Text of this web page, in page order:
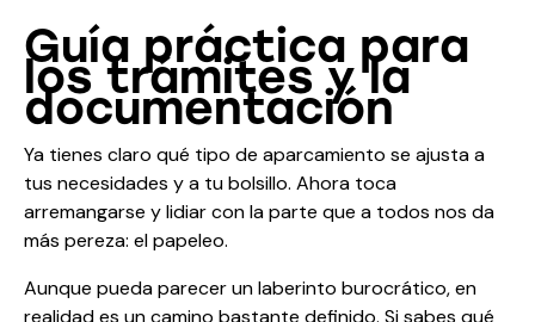
Guía práctica para
los trámites y la
documentación
Ya tienes claro qué tipo de aparcamiento se ajusta a
tus necesidades y a tu bolsillo. Ahora toca
arremangarse y lidiar con la parte que a todos nos da
más pereza: el papeleo.
Aunque pueda parecer un laberinto burocrático, en
realidad es un camino bastante definido. Si sabes qué